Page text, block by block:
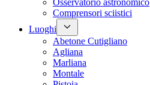
Osservatorio astronomico
Comprensori sciistici
Luoghi
Abetone Cutigliano
Agliana
Marliana
Montale